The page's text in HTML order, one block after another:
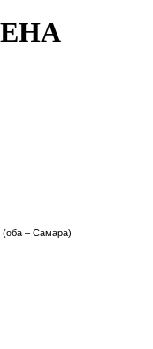
(оба – Самара)